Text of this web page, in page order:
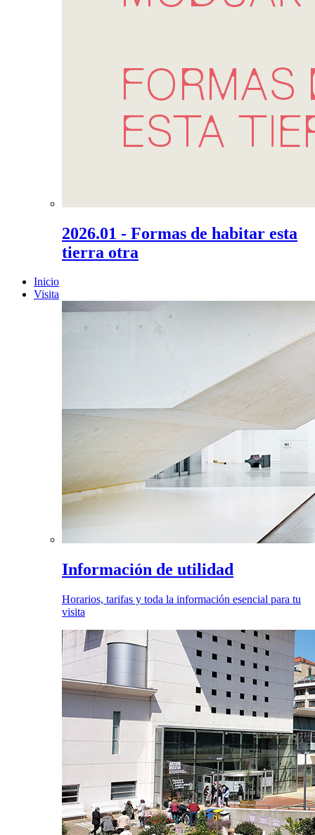
2026.01 - Formas de habitar esta
tierra otra
Inicio
Visita
Información de utilidad
Horarios, tarifas y toda la información esencial para tu
visita